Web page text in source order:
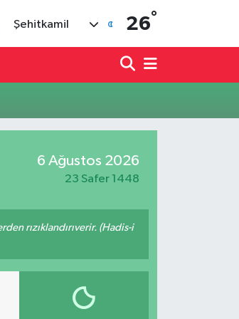
Şehitkamil 26°
6 Ağustos 2026
23 Safer 1448
rızıklandırıverir. (Hadis-i